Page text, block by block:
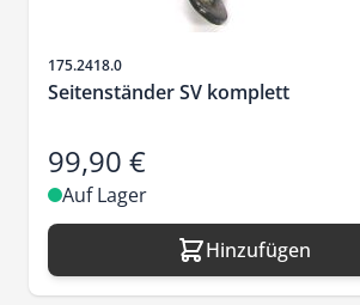
Artikelnr.
175.2418.0
Seitenständer SV komplett
99,90 €
Auf Lager
Hinzufügen